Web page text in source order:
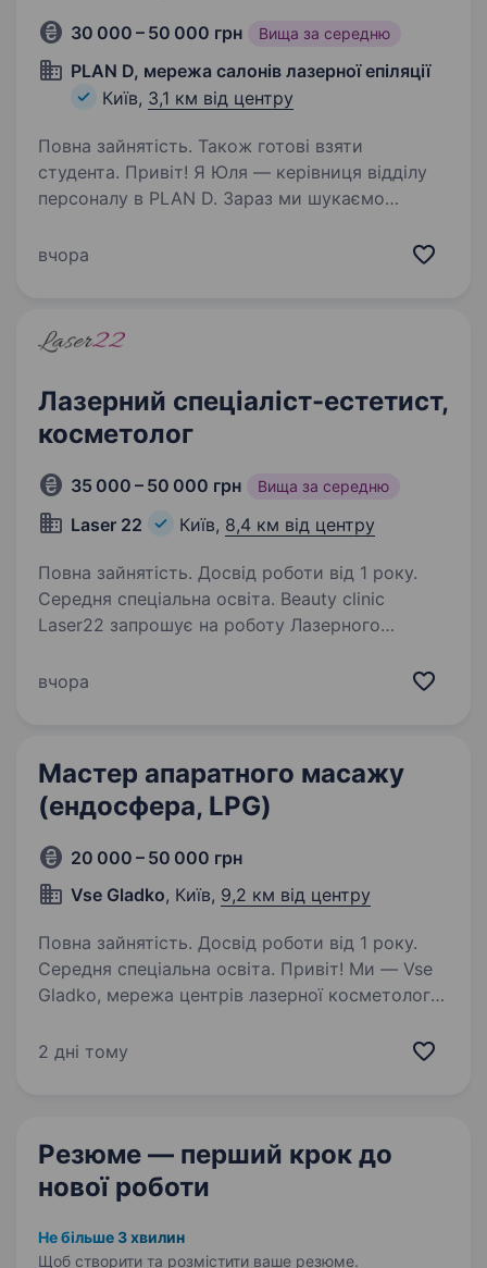
30 000 – 50 000 грн Вища за середню
PLAN D, мережа салонів лазерної епіляції
Київ, 3,1 км від центру
Повна зайнятість. Також готові взяти
студента. Привіт! Я Юля — керівниця відділу
персоналу в PLAN D. Зараз ми шукаємо
спеціалістів або тих, хто хоче ними стати.
вчора
Лазерний спеціаліст-естетист,
косметолог
35 000 – 50 000 грн Вища за середню
Laser 22 Київ, 8,4 км від центру
Повна зайнятість. Досвід роботи від 1 року.
Середня спеціальна освіта. Beauty clinic
Laser22 запрошує на роботу Лазерного
клініки надають послуги з апаратної, класичної
вчора
Мастер апаратного масажу
(ендосфера, LPG)
20 000 – 50 000 грн
Vse Gladko, Київ, 9,2 км від центру
Повна зайнятість. Досвід роботи від 1 року.
Середня спеціальна освіта. Привіт! Ми — Vse
Gladko, мережа центрів лазерної косметології,
впевненість своїм клієнтам. Якщо ти прагнеш
2 дні тому
Резюме — перший крок до
нової роботи
Не більше 3 хвилин
Щоб створити та розмістити ваше резюме.